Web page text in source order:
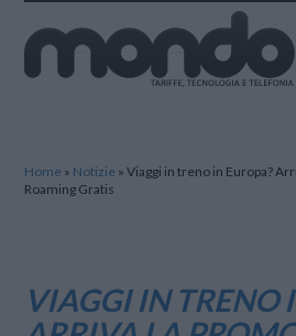
Home » Notizie »Viaggi in treno in Europa?
Roaming Gratis
VIAGGI IN TRENO